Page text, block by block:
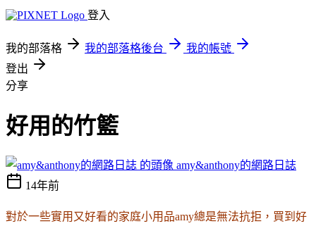
登入
我的部落格 我的部落格後台
我的帳號
登出
分享
好用的竹籃
amy&anthony的網路日誌
14年前
對於一些實用又好看的家庭小用品amy總是無法抗拒，買到好